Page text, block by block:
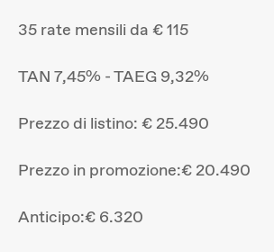
35 rate mensili da € 115
TAN 7,45% - TAEG 9,32%
Prezzo di listino: € 25.490
Prezzo in promozione:€ 20.490
Anticipo:€ 6.320